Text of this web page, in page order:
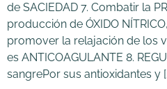
de SACIEDAD 7. Combatir la
producción de ÓXIDO
promover la relajación de los
es ANTICOAGULANTE 8.
sangrePor sus antioxidantes y